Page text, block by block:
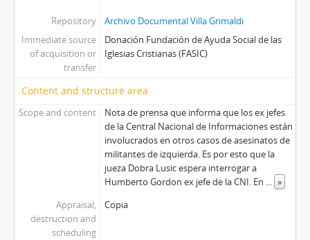
Repository
Archivo Documental Villa Grimaldi
Immediate source
of acquisition or
transfer
Donación Fundación de Ayuda Social de las
Iglesias Cristianas (FASIC)
Content and structure area
Scope and content
Nota de prensa que informa que los ex jefes
de la Central Nacional de Informaciones están
involucrados en otros casos de asesinatos de
militantes de izquierda. Es por esto que la
jueza Dobra Lusic espera interrogar a
Humberto Gordon ex jefe de la CNI. En ... »
Appraisal,
destruction and
scheduling
Copia